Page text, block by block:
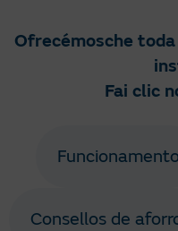
Ofrecémosche
Fai clic
Funcionamento
Consellos de